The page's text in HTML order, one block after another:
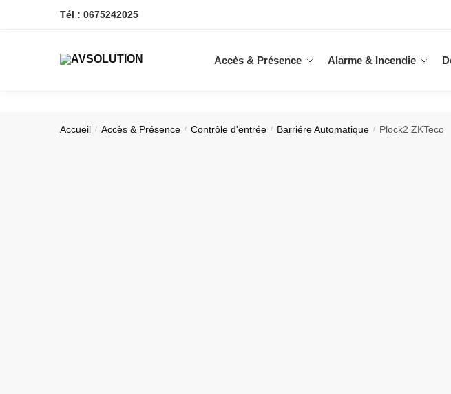
Tél : 0675242025
Accès & Présence Alarme & Incendie
Accueil / Accès & Présence / Contrôle d'entrée / Barriére Automatique / Plock2 ZKTeco